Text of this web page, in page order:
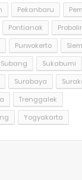
Pekanbaru
Pontianak
Purwokerto
Subang
Sukabumi
Surabaya
Trenggalek
Yogyakarta